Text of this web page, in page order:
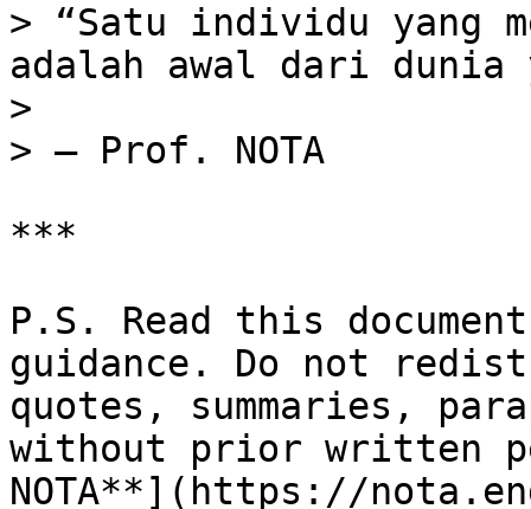
> “Satu individu yang
adalah awal dari dunia
>
> — Prof. NOTA
***
P.S. Read this
guidance. Do not
quotes, summaries,
without prior written
NOTA**](https://